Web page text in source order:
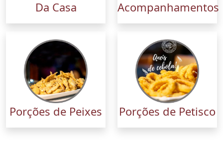
Da Casa Acompanhamentos
Porções de Peixes Porções de Petisco